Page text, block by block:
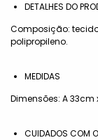
DETALHES DO
Composição:
polipropileno.
MEDIDAS
Dimensões: A 33cm
CUIDADOS COM